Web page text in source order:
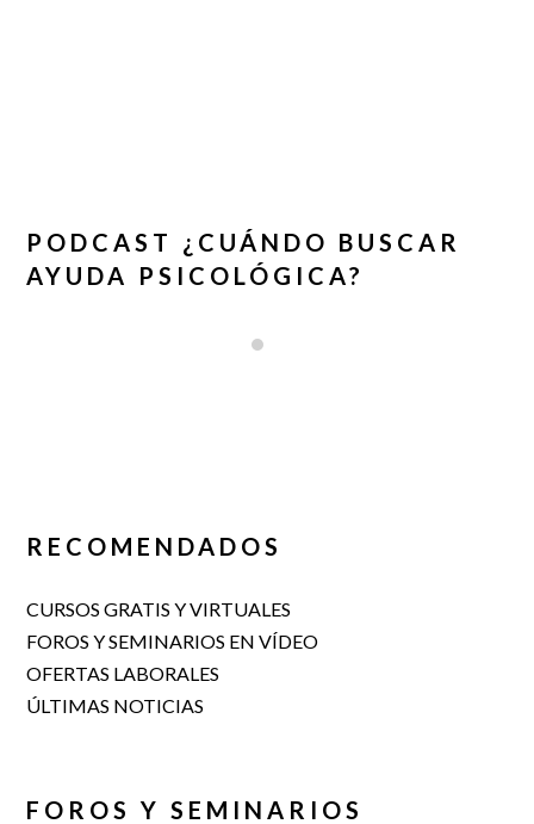
PODCAST ¿CUÁNDO BUSCAR
AYUDA PSICOLÓGICA?
RECOMENDADOS
CURSOS GRATIS Y VIRTUALES
FOROS Y SEMINARIOS EN VÍDEO
OFERTAS LABORALES
ÚLTIMAS NOTICIAS
FOROS Y SEMINARIOS